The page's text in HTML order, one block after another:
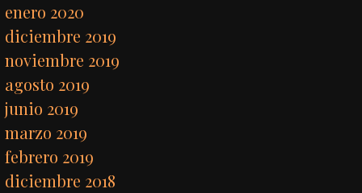
enero 2020
diciembre 2019
noviembre 2019
agosto 2019
junio 2019
marzo 2019
febrero 2019
diciembre 2018